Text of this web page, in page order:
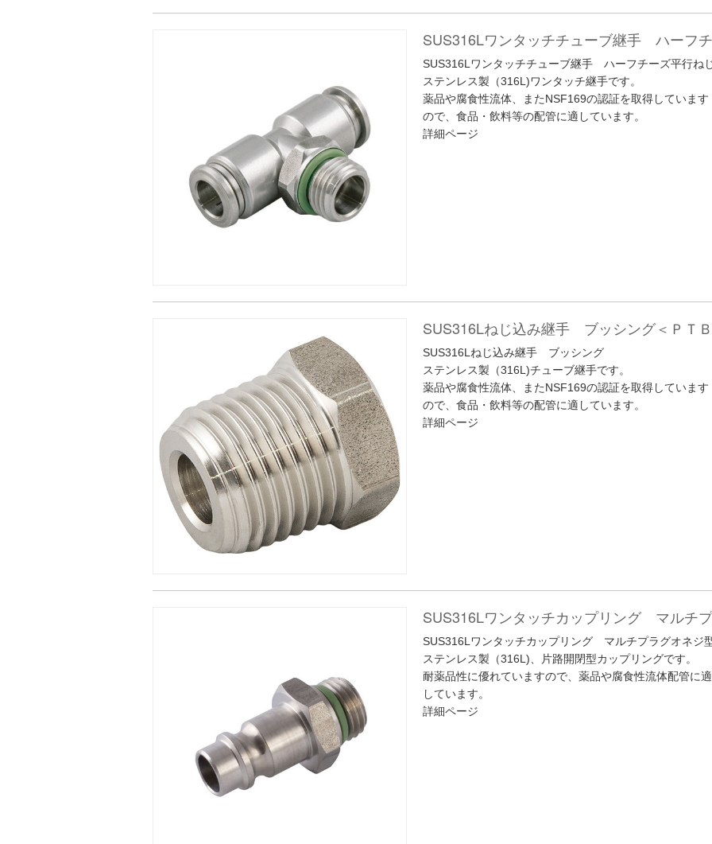
SUS316Lワンタッチチューブ継手 ハーフ
SUS316Lワンタッチチューブ継手 ハーフチーズ平行ね
ステンレス製（316L)ワンタッチ継手です。
薬品や腐食性流体、またNSF169の認証を取得しています
ので、食品・飲料等の配管に適しています。
詳細ページ
SUS316Lねじ込み継手 ブッシング＜ＰＴ
SUS316Lねじ込み継手 ブッシング
ステンレス製（316L)チューブ継手です。
薬品や腐食性流体、またNSF169の認証を取得しています
ので、食品・飲料等の配管に適しています。
詳細ページ
SUS316Lワンタッチカップリング マルチ
SUS316Lワンタッチカップリング マルチプラグオネジ
ステンレス製（316L)、片路開閉型カップリングです。
耐薬品性に優れていますので、薬品や腐食性流体配管に適
しています。
詳細ページ